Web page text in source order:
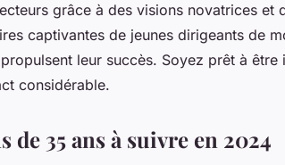
grâce à des visions novatrices et
captivantes de jeunes dirigeants de
leur succès. Soyez prêt à être
considérable.
35 ans à suivre en 2024